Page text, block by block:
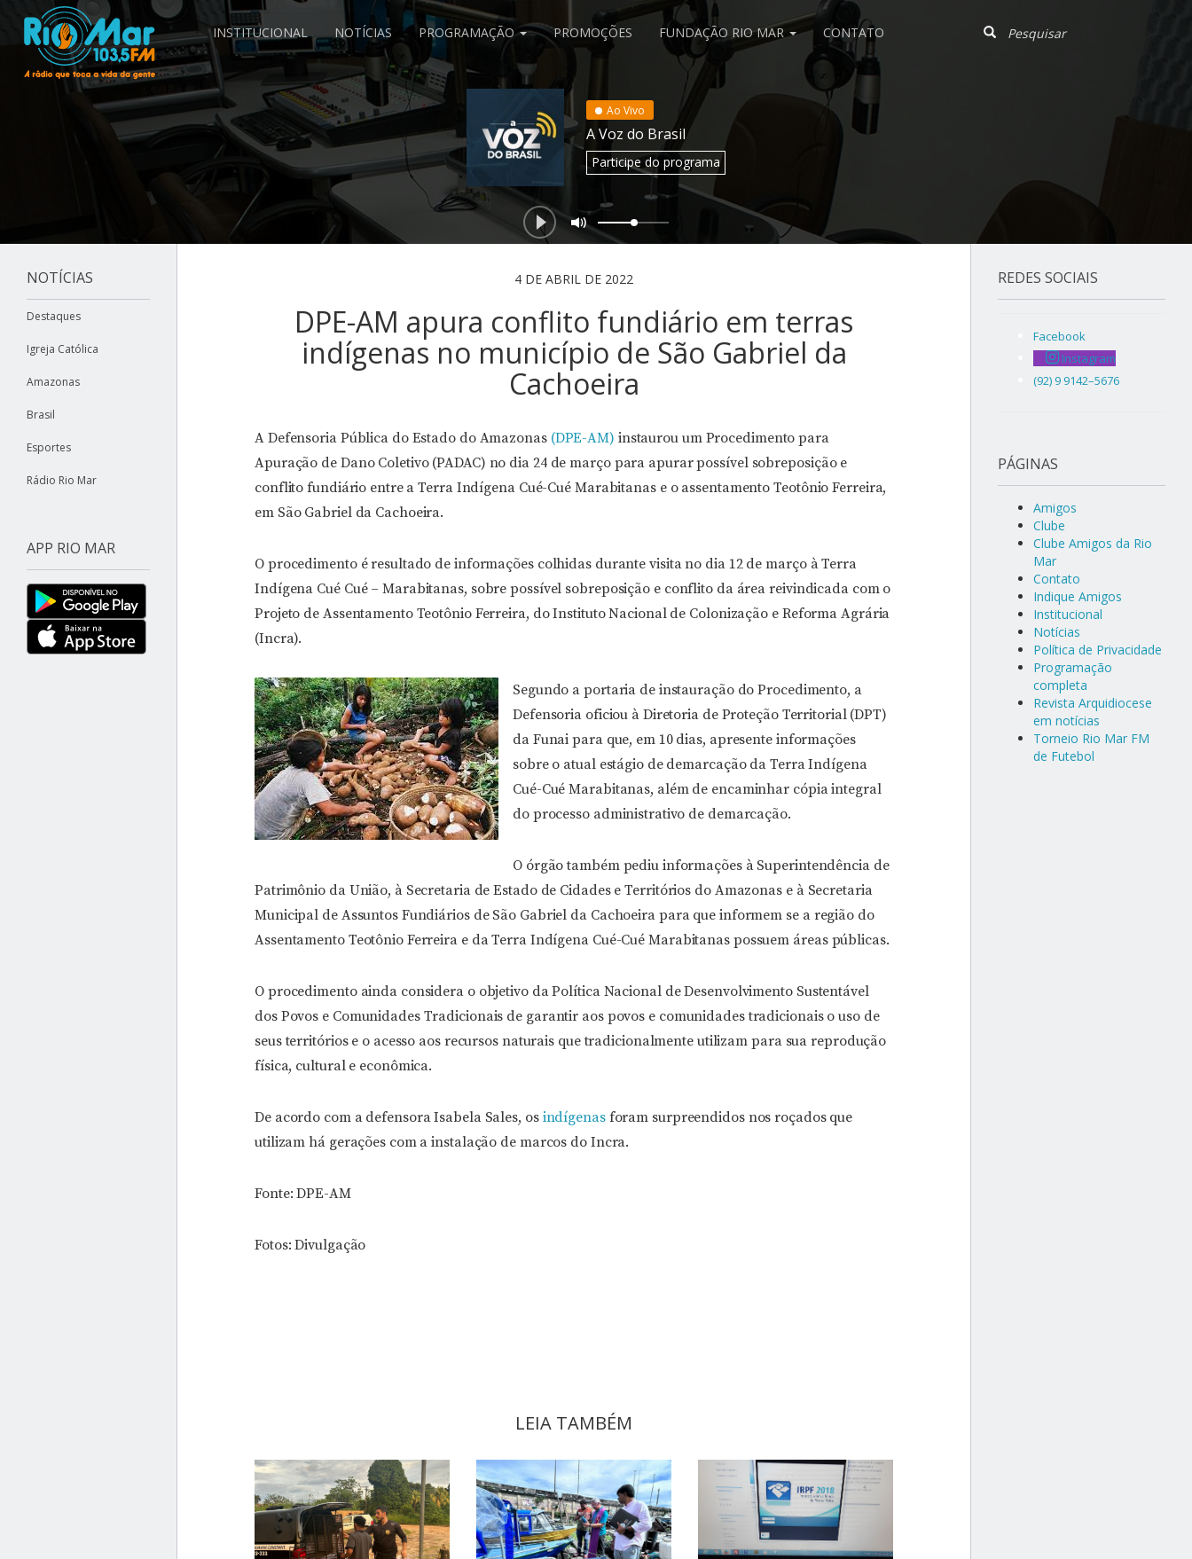
INSTITUCIONAL NOTÍCIAS PROGRAMAÇÃO PROMOÇÕES FUNDAÇÃO RIO MAR CONTATO
Ao Vivo
A Voz do Brasil
Participedo programa
NOTÍCIAS
Destaques
Igreja Católica
Amazonas
Brasil
Esportes
Rádio Rio Mar
APP RIO MAR
4 DE ABRIL DE 2022
DPE-AM apura conflito fundiário em terras
indígenas no município de São Gabriel da
Cachoeira
A Defensoria Pública do Estado do Amazonas (DPE-AM) instaurou um Procedimento para
Apuração de Dano Coletivo (PADAC) no dia 24 de março para apurar possível sobreposição e
conflito fundiário entre a Terra Indígena Cué-Cué Marabitanas e o assentamento Teotônio Ferreira,
em São Gabriel da Cachoeira.
O procedimento é resultado de informações colhidas durante visita no dia 12 de março à Terra
Indígena Cué Cué – Marabitanas, sobre possível sobreposição e conflito da área reivindicada com o
Projeto de Assentamento Teotônio Ferreira, do Instituto Nacional de Colonização e Reforma Agrária
(Incra).
Segundo a portaria de instauração do Procedimento, a
Defensoria oficiou à Diretoria de Proteção Territorial (DPT)
da Funai para que, em 10 dias, apresente informações
sobre o atual estágio de demarcação da Terra Indígena
Cué-Cué Marabitanas, além de encaminhar cópia integral
do processo administrativo de demarcação.
O órgão também pediu informações à Superintendência de
Patrimônio da União, à Secretaria de Estado de Cidades e Territórios do Amazonas e à Secretaria
Municipal de Assuntos Fundiários de São Gabriel da Cachoeira para que informem se a região do
Assentamento Teotônio Ferreira e da Terra Indígena Cué-Cué Marabitanas possuem áreas públicas.
O procedimento ainda considera o objetivo da Política Nacional de Desenvolvimento Sustentável
dos Povos e Comunidades Tradicionais de garantir aos povos e comunidades tradicionais o uso de
seus territórios e o acesso aos recursos naturais que tradicionalmente utilizam para sua reprodução
física, cultural e econômica.
De acordo com a defensora Isabela Sales, osindígenasforam surpreendidos nos roçados que
utilizam há gerações com a instalação de marcos do Incra.
Fonte: DPE-AM
Fotos: Divulgação
LEIA TAMBÉM
REDES SOCIAIS
Facebook
Instagram
(92) 9 9142–5676
PÁGINAS
Amigos
Clube
Clube Amigos da Rio
Mar
Contato
Indique Amigos
Institucional
Notícias
Política de Privacidade
Programação
completa
Revista Arquidiocese
em notícias
Torneio Rio Mar FM
de Futebol